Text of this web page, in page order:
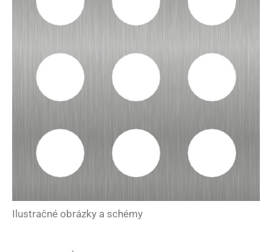
Ilustračné obrázky a schémy